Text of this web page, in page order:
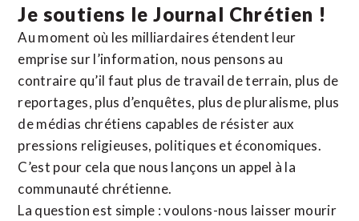
Je soutiens le Journal Chrétien !
Au moment où les milliardaires étendent leur
emprise sur l’information, nous pensons au
contraire qu’il faut plus de travail de terrain, plus de
reportages, plus d’enquêtes, plus de pluralisme, plus
de médias chrétiens capables de résister aux
pressions religieuses, politiques et économiques.
C’est pour cela que nous lançons un appel à la
communauté chrétienne.
La question est simple : voulons-nous laisser mourir